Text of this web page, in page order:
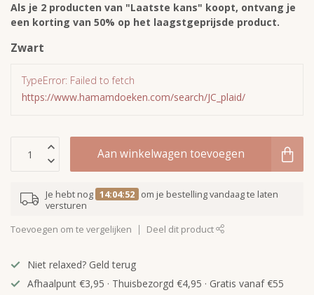
Als je 2 producten van "Laatste kans" koopt, ontvang je
een korting van 50% op het laagstgeprijsde product.
Zwart
TypeError: Failed to fetch
https://www.hamamdoeken.com/search/JC_plaid/
Aan winkelwagen toevoegen
Je hebt nog 14:04:52 om je bestelling vandaag te laten
versturen
Toevoegen om te vergelijken Deel dit product
Niet relaxed? Geld terug
Afhaalpunt €3,95 · Thuisbezorgd €4,95 · Gratis vanaf €55